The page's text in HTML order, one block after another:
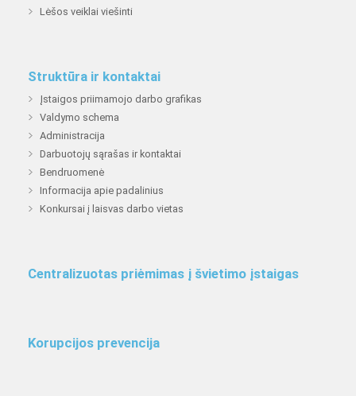
Lėšos veiklai viešinti
Struktūra ir kontaktai
Įstaigos priimamojo darbo grafikas
Valdymo schema
Administracija
Darbuotojų sąrašas ir kontaktai
Bendruomenė
Informacija apie padalinius
Konkursai į laisvas darbo vietas
Centralizuotas priėmimas į švietimo įstaigas
Korupcijos prevencija